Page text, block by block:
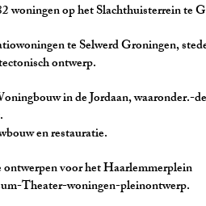
op het Slachthuisterrein te
te Selwerd Groningen,
ontwerp.
in de Jordaan,
voor het Haarlemmerplein
pleinontwerp.